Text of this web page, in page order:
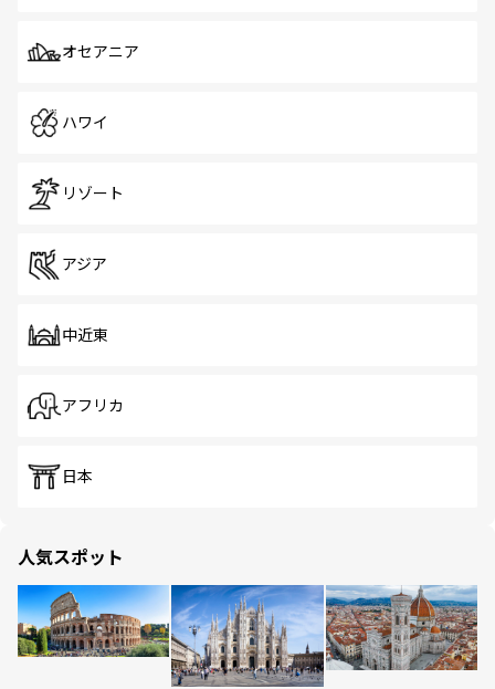
オセアニア
ハワイ
リゾート
アジア
中近東
アフリカ
日本
人気スポット